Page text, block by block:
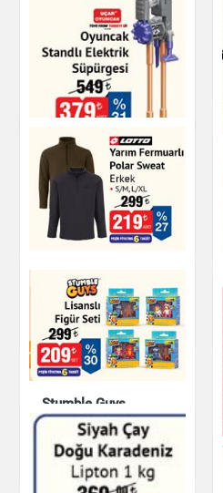
Naturalove Kumlu
Cam Masa Lambası
Ev & Dekorasyon
Oyuncak Standlı
Elektrikli Süpürgesi
Oyuncak
Yarım Fermuarlı
Polar Sweat
Giyim
Stumble Guys
Lisanslı Figür Seti
Oyuncak